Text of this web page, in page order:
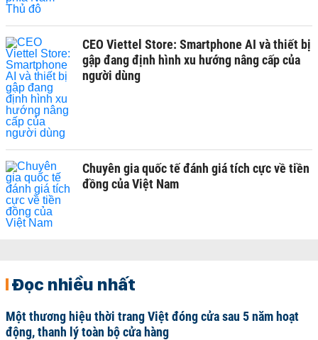
CEO Viettel Store: Smartphone AI và thiết bị
gập đang định hình xu hướng nâng cấp của
người dùng
Chuyên gia quốc tế đánh giá tích cực về tiền
đồng của Việt Nam
Đọc nhiều nhất
Một thương hiệu thời trang Việt đóng cửa sau 5 năm hoạt
động, thanh lý toàn bộ cửa hàng